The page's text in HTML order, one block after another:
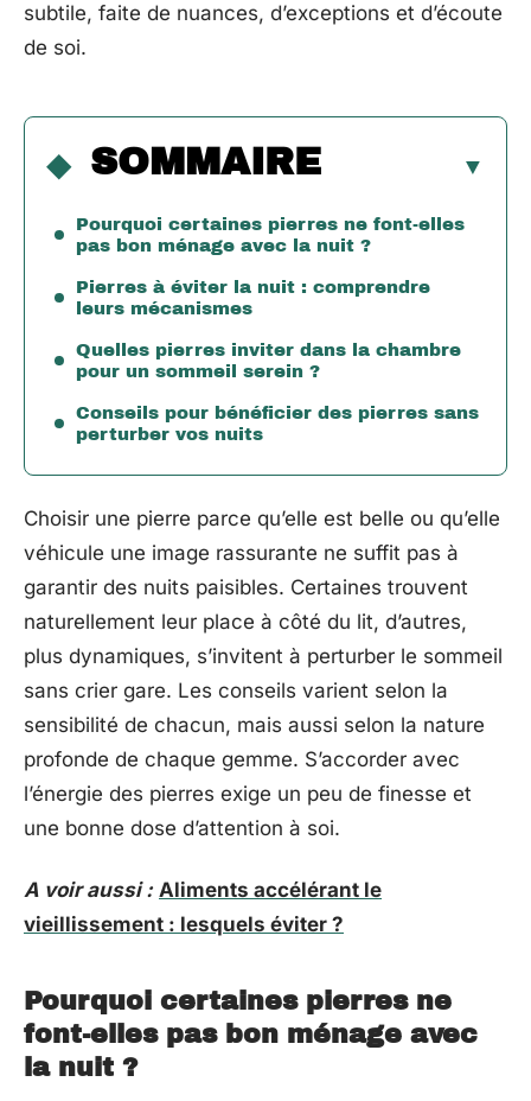
subtile, faite de nuances, d’exceptions et d’écoute
de soi.
SOMMAIRE
Pourquoi certaines pierres ne font-elles
pas bon ménage avec la nuit ?
Pierres à éviter la nuit : comprendre
leurs mécanismes
Quelles pierres inviter dans la chambre
pour un sommeil serein ?
Conseils pour bénéficier des pierres sans
perturber vos nuits
Choisir une pierre parce qu’elle est belle ou qu’elle
véhicule une image rassurante ne suffit pas à
garantir des nuits paisibles. Certaines trouvent
naturellement leur place à côté du lit, d’autres,
plus dynamiques, s’invitent à perturber le sommeil
sans crier gare. Les conseils varient selon la
sensibilité de chacun, mais aussi selon la nature
profonde de chaque gemme. S’accorder avec
l’énergie des pierres exige un peu de finesse et
une bonne dose d’attention à soi.
A voir aussi : Aliments accélérant le
vieillissement : lesquels éviter ?
Pourquoi certaines pierres ne
font-elles pas bon ménage avec
la nuit ?